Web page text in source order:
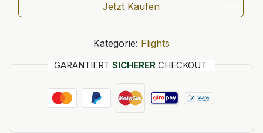
Jetzt Kaufen
Kategorie: Flights
GARANTIERT SICHERER CHECKOUT